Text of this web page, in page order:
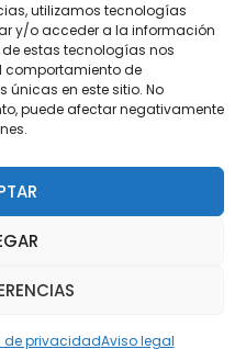
utilizamos tecnologías
y/o acceder a la información
estas tecnologías nos
comportamiento de
en este sitio. No
puede afectar negativamente
de privacidadAviso legal
085
813